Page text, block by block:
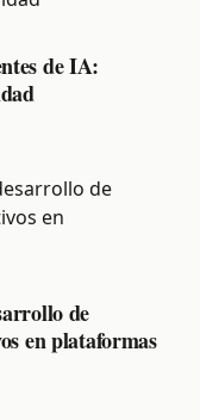
de IA:
de
en plataformas